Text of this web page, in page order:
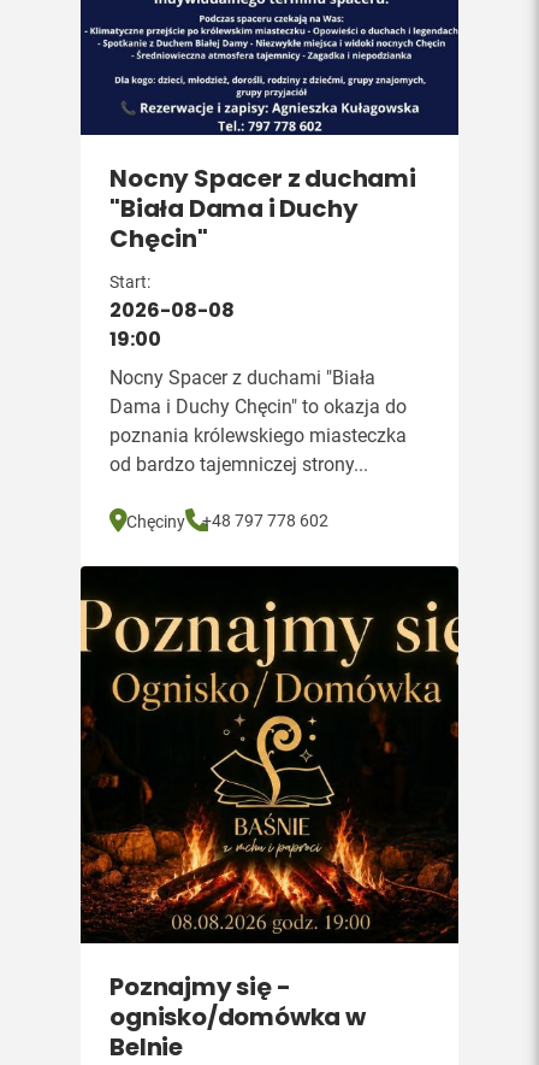
Nocny Spacer z duchami
"Biała Dama i Duchy
Chęcin"
Start:
2026-08-08
19:00
Nocny Spacer z duchami "Biała
Dama i Duchy Chęcin" to okazja do
poznania królewskiego miasteczka
od bardzo tajemniczej strony...
Chęciny +48 797 778 602
Poznajmy się -
ognisko/domówka w
Belnie